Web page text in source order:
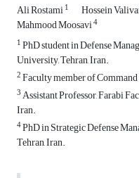
Ali Rostami1 Hossein
Mahmood Moosavi4
1PhD student in Defense
University, Tehran, Iran.
2Faculty member of
3Assistant Professor, Farabi
Iran.
4PhD in Strategic Defense
Tehran, Iran.